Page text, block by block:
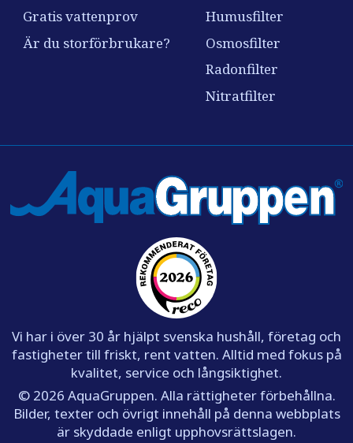
Gratis vattenprov
Är du storförbrukare?
Humusfilter
Osmosfilter
Radonfilter
Nitratfilter
Vi har i över 30 år hjälpt svenska hushåll, företag och
fastigheter till friskt, rent vatten. Alltid med fokus på
kvalitet, service och långsiktighet.
© 2026 AquaGruppen. Alla rättigheter förbehållna.
Bilder, texter och övrigt innehåll på denna webbplats
är skyddade enligt upphovsrättslagen.